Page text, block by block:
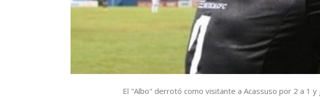
El "Albo" derrotó como visitante a Acassuso por 2 a 1